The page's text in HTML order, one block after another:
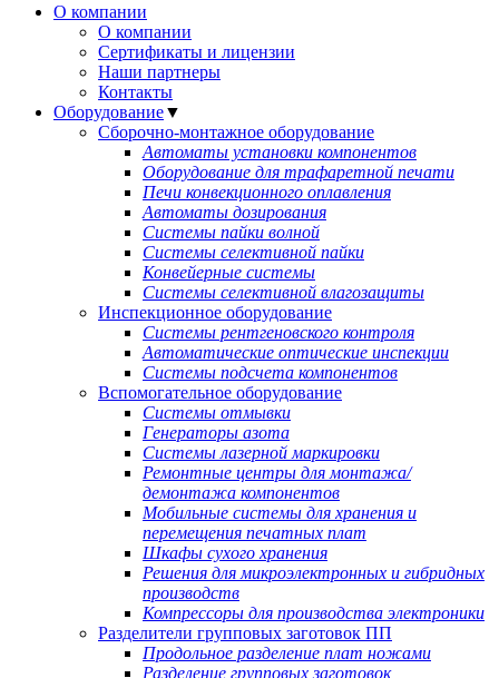
О компании
О компании
Сертификаты и лицензии
Наши партнеры
Контакты
Оборудование▼
Сборочно-монтажное оборудование
Автоматы установки компонентов
Оборудование для трафаретной печати
Печи конвекционного оплавления
Автоматы дозирования
Системы пайки волной
Системы селективной пайки
Конвейерные системы
Системы селективной влагозащиты
Инспекционное оборудование
Системы рентгеновского контроля
Автоматические оптические инспекции
Системы подсчета компонентов
Вспомогательное оборудование
Системы отмывки
Генераторы азота
Системы лазерной маркировки
Ремонтные центры для монтажа/
демонтажа компонентов
Мобильные системы для хранения и
перемещения печатных плат
Шкафы сухого хранения
Решения для микроэлектронных и гибридных
производств
Компрессоры для производства электроники
Разделители групповых заготовок ПП
Продольное разделение плат ножами
Разделение групповых заготовок